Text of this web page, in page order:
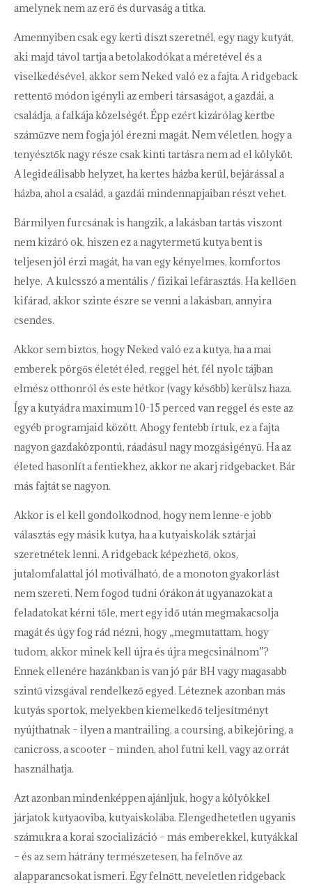
amelynek nem az erő és durvaság a titka.
Amennyiben csak egy kerti díszt szeretnél, egy nagy kutyát,
aki majd távol tartja a betolakodókat a méretével és a
viselkedésével, akkor sem Neked való ez a fajta. A ridgeback
rettentő módon igényli az emberi társaságot, a gazdái, a
családja, a falkája közelségét. Épp ezért kizárólag kertbe
száműzve nem fogja jól érezni magát. Nem véletlen, hogy a
tenyésztők nagy része csak kinti tartásra nem ad el kölyköt.
A legideálisabb helyzet, ha kertes házba kerül, bejárással a
házba, ahol a család, a gazdái mindennapjaiban részt vehet.
Bármilyen furcsának is hangzik, a lakásban tartás viszont
nem kizáró ok, hiszen ez a nagytermetű kutya bent is
teljesen jól érzi magát, ha van egy kényelmes, komfortos
helye. A kulcsszó a mentális / fizikai lefárasztás. Ha kellően
kifárad, akkor szinte észre se venni a lakásban, annyira
csendes.
Akkor sem biztos, hogy Neked való ez a kutya, ha a mai
emberek pörgős életét éled, reggel hét, fél nyolc tájban
elmész otthonról és este hétkor (vagy később) kerülsz haza.
Így a kutyádra maximum 10-15 perced van reggel és este az
egyéb programjaid között. Ahogy fentebb írtuk, ez a fajta
nagyon gazdaközpontú, ráadásul nagy mozgásigényű. Ha az
életed hasonlít a fentiekhez, akkor ne akarj ridgebacket. Bár
más fajtát se nagyon.
Akkor is el kell gondolkodnod, hogy nem lenne-e jobb
választás egy másik kutya, ha a kutyaiskolák sztárjai
szeretnétek lenni. A ridgeback képezhető, okos,
jutalomfalattal jól motiválható, de a monoton gyakorlást
nem szereti. Nem fogod tudni órákon át ugyanazokat a
feladatokat kérni tőle, mert egy idő után megmakacsolja
magát és úgy fog rád nézni, hogy „megmutattam, hogy
tudom, akkor minek kell újra és újra megcsinálnom”?
Ennek ellenére hazánkban is van jó pár BH vagy magasabb
szintű vizsgával rendelkező egyed. Léteznek azonban más
kutyás sportok, melyekben kiemelkedő teljesítményt
nyújthatnak – ilyen a mantrailing, a coursing, a bikejöring, a
canicross, a scooter – minden, ahol futni kell, vagy az orrát
használhatja.
Azt azonban mindenképpen ajánljuk, hogy a kölyökkel
járjatok kutyaoviba, kutyaiskolába. Elengedhetetlen ugyanis
számukra a korai szocializáció – más emberekkel, kutyákkal
– és az sem hátrány természetesen, ha felnőve az
alapparancsokat ismeri. Egy felnőtt, neveletlen ridgeback